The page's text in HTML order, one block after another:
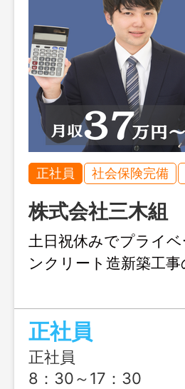
正社員 社会保険完備
株式会社三木組
土日祝休みでプライ
ンクリート造新築工
正社員
正社員
8：30～17：30